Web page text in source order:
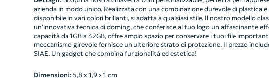
azienda in modo unico. Realizzata con una combinazione durevole di plastica e
disponibile in vari colori brillanti, si adatta a qualsiasi stile. Il nostro modello
un'innovativa tecnica di doming, che conferisce al tuo logo un affascinante
capacità da 1GB a 32GB, offre ampio spazio per conservare i tuoi file
meccanismo girevole fornisce un ulteriore strato di protezione. Il prezzo
SIAE. Un gadget che combina funzionalità ed estetica!
Dimensioni: 5,8 x 1,9 x 1 cm